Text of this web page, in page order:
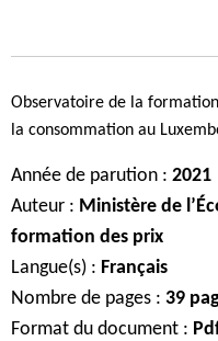
Observatoire de la
la consommation au
Année de parution
2021
Auteur
Ministère de
formation des prix
Langue(s)
Français
Nombre de pages
39
Format du document